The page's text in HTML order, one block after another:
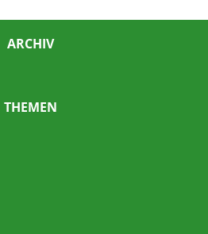
ARCHIV
THEMEN